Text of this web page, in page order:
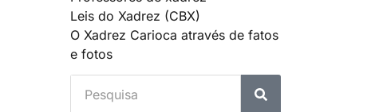
Leis do Xadrez (CBX)
O Xadrez Carioca através de fatos
e fotos